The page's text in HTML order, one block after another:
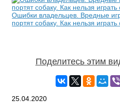
Ошибки владельцев. Вредные
портят собаку. Как нельзя
Поделитесь этим
25.04.2020